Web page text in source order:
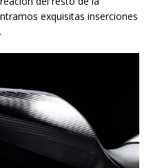
exquisitas inserciones